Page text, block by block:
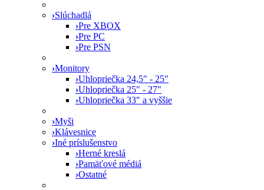
›Slúchadlá
›Pre XBOX
›Pre PC
›Pre PSN
›Monitory
›Uhlopriečka 24,5" - 25"
›Uhlopriečka 25" - 27"
›Uhlopriečka 33" a vyššie
›Myši
›Klávesnice
›Iné príslušenstvo
›Herné kreslá
›Pamäťové médiá
›Ostatné